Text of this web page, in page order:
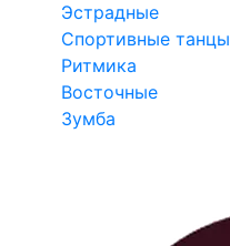
Эстрадные
Спортивные танцы
Ритмика
Восточные
Зумба